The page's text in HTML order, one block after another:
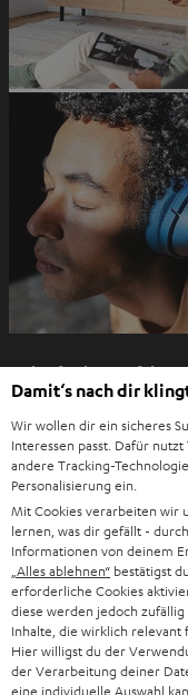
m
n
e
u
e
n
T
a
b
ö
Einkaufen bei Teufel
8 Wochen
Direkt vom
7 Teufel Shops
Audio-Lexikon
Ratgeber
Wissen
Inside
Entertainment
Shop
Im neuen Tab
Kontakt
Damit‘s nach dir
Wir wollen dir ein sicheres
Interessen passt. Dafür
andere Tracking-
Personalisierung ein.
Mit Cookies verarbeiten wir
lernen, was dir gefällt -
Informationen von deinem
„Alles ablehnen“ bestätigst
erforderliche Cookies
diese werden jedoch
Inhalte, die wirklich
Hier willigst du der
der Verarbeitung deiner
eine individuelle Auswahl